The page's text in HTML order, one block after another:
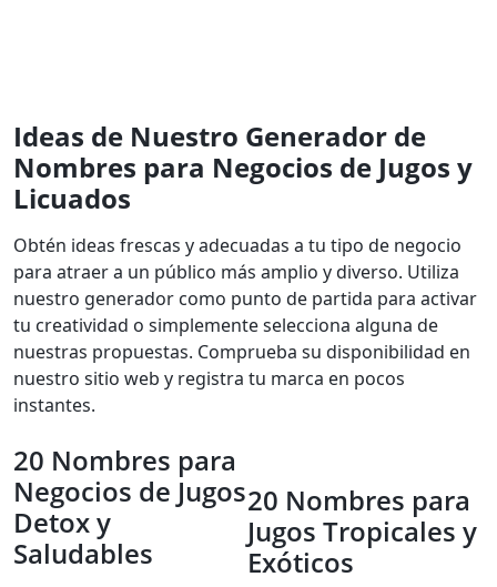
Ideas de Nuestro Generador de
Nombres para Negocios de Jugos y
Licuados
Obtén ideas frescas y adecuadas a tu tipo de negocio
para atraer a un público más amplio y diverso. Utiliza
nuestro generador como punto de partida para activar
tu creatividad o simplemente selecciona alguna de
nuestras propuestas. Comprueba su disponibilidad en
nuestro sitio web y registra tu marca en pocos
instantes.
20 Nombres para
Negocios de Jugos
Detox y
Saludables
20 Nombres para
Jugos Tropicales y
Exóticos